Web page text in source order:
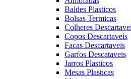
Baldes Plasticos
Bolsas Termicas
Colheres
Copos Descartaveis
Facas Descartaveis
Garfos Descataveis
Jarros Plasticos
Mesas Plasticas